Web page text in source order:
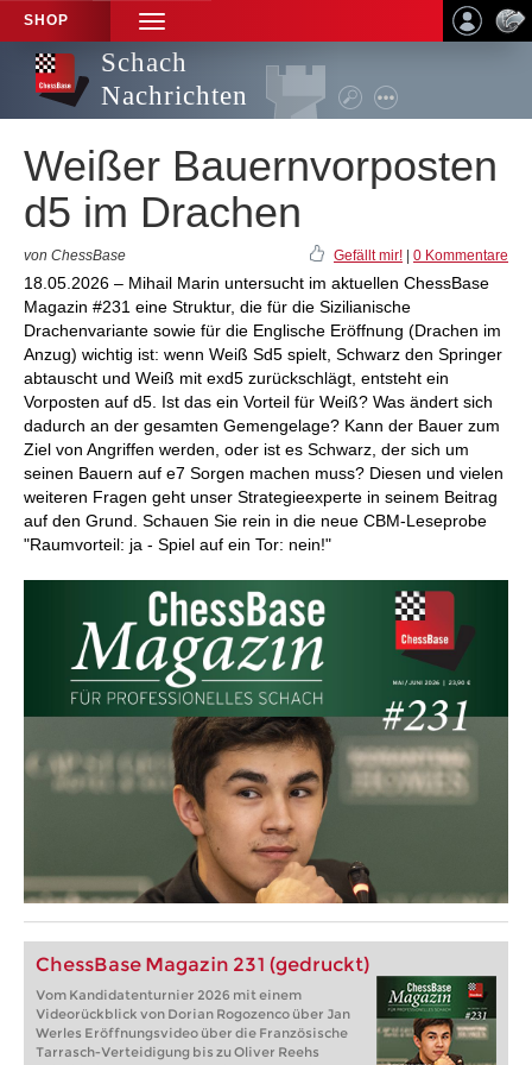
SHOP
TOGGLE
NAVIGATION
Schach
Nachrichten
Weißer Bauernvorposten
d5 im Drachen
von ChessBase Gefällt mir! 0 Kommentare
18.05.2026 – Mihail Marin untersucht im aktuellen ChessBase
Magazin #231 eine Struktur, die für die Sizilianische
Drachenvariante sowie für die Englische Eröffnung (Drachen im
Anzug) wichtig ist: wenn Weiß Sd5 spielt, Schwarz den Springer
abtauscht und Weiß mit exd5 zurückschlägt, entsteht ein
Vorposten auf d5. Ist das ein Vorteil für Weiß? Was ändert sich
dadurch an der gesamten Gemengelage? Kann der Bauer zum
Ziel von Angriffen werden, oder ist es Schwarz, der sich um
seinen Bauern auf e7 Sorgen machen muss? Diesen und vielen
weiteren Fragen geht unser Strategieexperte in seinem Beitrag
auf den Grund. Schauen Sie rein in die neue CBM-Leseprobe
"Raumvorteil: ja - Spiel auf ein Tor: nein!"
ChessBase Magazin 231 (gedruckt)
Vom Kandidatenturnier 2026 mit einem
Videorückblick von Dorian Rogozenco über Jan
Werles Eröffnungsvideo über die Französische
Tarrasch-Verteidigung bis zu Oliver Reehs